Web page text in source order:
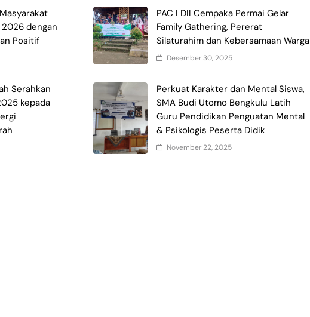
2026 dengan
Positif
PAC LDII Cempaka Permai Gelar
Family Gathering, Pererat
Silaturahim dan Kebersamaan Warga
Desember 30, 2025
Serahkan
kepada
Perkuat Karakter dan Mental Siswa,
SMA Budi Utomo Bengkulu Latih
Guru Pendidikan Penguatan Mental
& Psikologis Peserta Didik
November 22, 2025